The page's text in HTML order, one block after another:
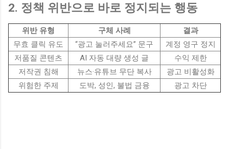
2. 정책 위반으로 바로 정지되는 행동
위반 유형 구체 사례
결과
무효 클릭 유도
“광고 눌러주세요” 문구
계정 영구 정지
저품질 콘텐츠
AI 자동 대량 생성 글
수익 제한
저작권 침해
뉴스·유튜브 무단 복사
광고 비활성화
위험한 주제
도박, 성인, 불법 금융 광고 차단